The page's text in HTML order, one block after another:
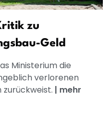
zu
Geld
Ministerium die
verlorenen
| mehr